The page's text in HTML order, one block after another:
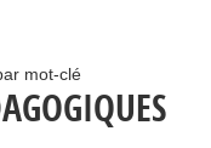
mot-clé